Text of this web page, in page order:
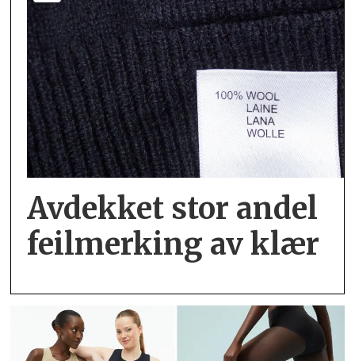
Avdekket stor andel
feil­merking av klær